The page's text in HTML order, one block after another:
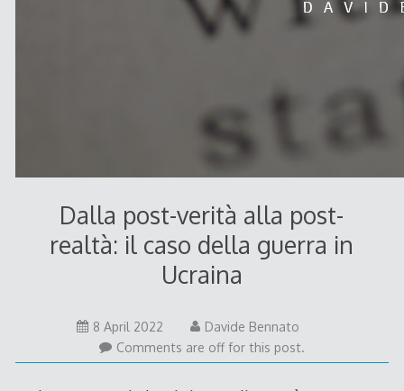
Dalla post-verità alla post-
realtà: il caso della guerra in
Ucraina
8 April 2022
April
2022
Davide Bennato
Comments are off for this post.